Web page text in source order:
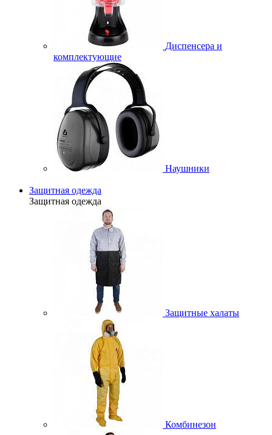
Диспенсера и
комплектующие
Наушники
Защитная одежда
Защитная одежда
Защитные халаты
Комбинезон